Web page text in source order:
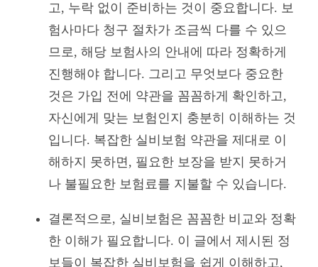
고, 누락 없이 준비하는 것이 중요합니다. 보
험사마다 청구 절차가 조금씩 다를 수 있으
므로, 해당 보험사의 안내에 따라 정확하게
진행해야 합니다. 그리고 무엇보다 중요한
것은 가입 전에 약관을 꼼꼼하게 확인하고,
자신에게 맞는 보험인지 충분히 이해하는 것
입니다. 복잡한 실비보험 약관을 제대로 이
해하지 못하면, 필요한 보장을 받지 못하거
나 불필요한 보험료를 지불할 수 있습니다.
결론적으로, 실비보험은 꼼꼼한 비교와 정확
한 이해가 필요합니다. 이 글에서 제시된 정
보들이 복잡한 실비보험을 쉽게 이해하고,